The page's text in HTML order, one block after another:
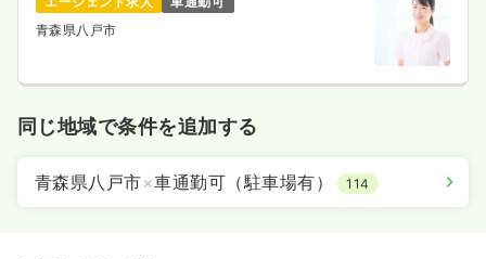
青森県八戸市
同じ地域で条件を追加する
青森県八戸市×車通勤可（駐車場有） 114